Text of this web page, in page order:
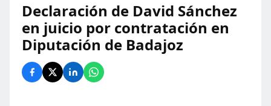
Declaración de David Sánchez
en juicio por contratación en
Diputación de Badajoz